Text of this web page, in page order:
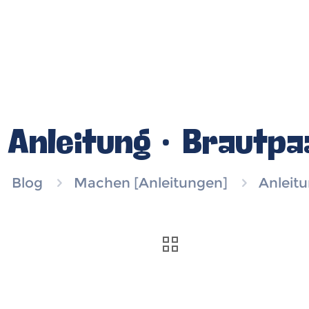
Anleitung ·
Blog Machen [Anleitungen]